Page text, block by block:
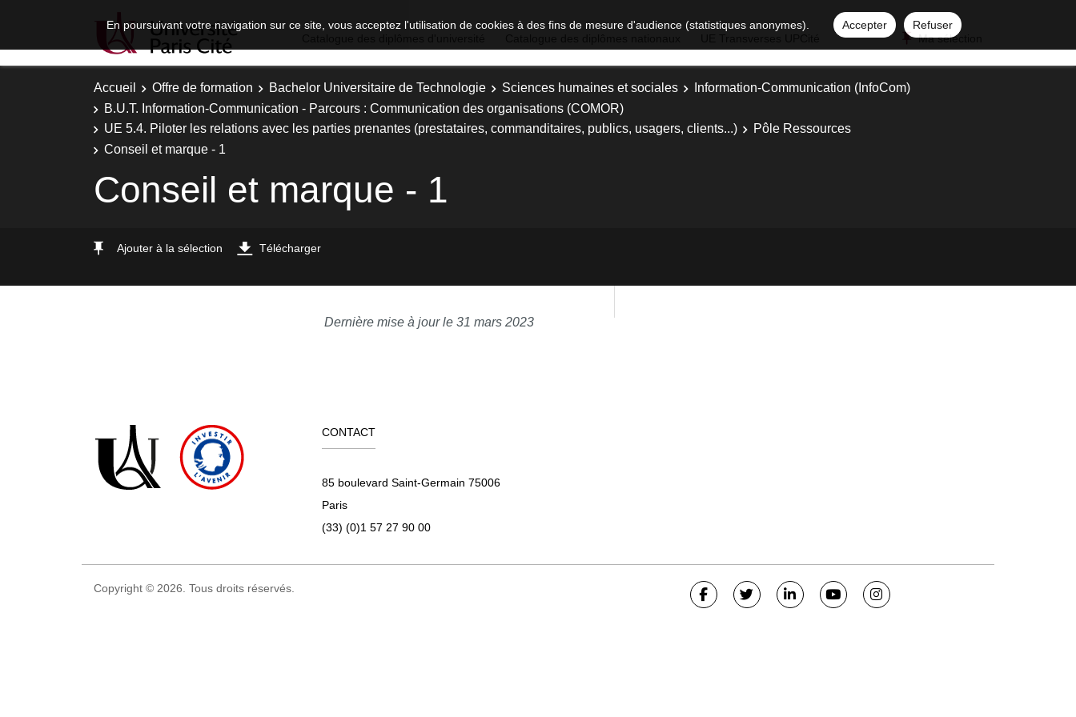
En poursuivant votre navigation sur ce site, vous acceptez l'utilisation de cookies à des fins de mesure d'audience (statistiques anonymes). Accepter
Refuser
Ma sélection
Accueil Offre de formation Bachelor Universitaire de Technologie Sciences humaines et sociales
Information-Communication (InfoCom)
B.U.T. Information-Communication - Parcours : Communication des organisations (COMOR)
UE 5.4. Piloter les relations avec les parties prenantes (prestataires, commanditaires, publics, usagers, clients...)
Pôle Ressources
Conseil et marque - 1
Conseil et marque - 1
Ajouter à la sélection Télécharger
Dernière mise à jour le 31 mars 2023
CONTACT
85 boulevard Saint-Germain 75006
Paris
(33) (0)1 57 27 90 00
Copyright © 2026. Tous droits réservés.